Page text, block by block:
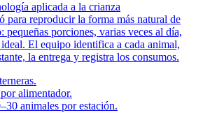
aplicada a la crianza
para reproducir la forma más natural de
pequeñas porciones, varias veces al día,
El equipo identifica a cada animal,
la entrega y registra los consumos.
alimentador.
animales por estación.